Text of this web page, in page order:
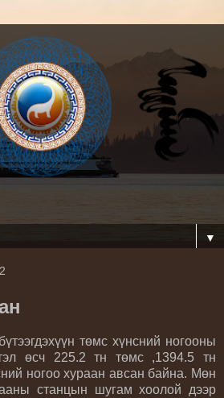
▼
төмс хүнсний ногооны
өсч 225.2 тн төмс ,1394.5 тн
ногоо хураан авсан байна. Мөн
станцын шугам хоолой дээр